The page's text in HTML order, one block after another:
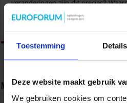
Toestemming Details
Deze website maakt gebruik
We gebruiken cookies om
veranderingen zijn dit precies?
Lees verder »
Nieuwsbrief